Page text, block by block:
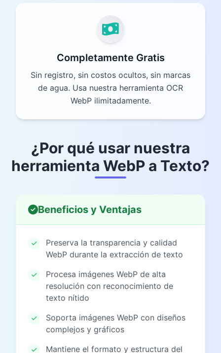
Completamente Gratis
Sin registro, sin costos ocultos, sin marcas
de agua. Usa nuestra herramienta OCR
WebP ilimitadamente.
¿Por qué usar nuestra
herramienta WebP a Texto?
Beneficios y Ventajas
Preserva la transparencia y calidad
WebP durante la extracción de texto
Procesa imágenes WebP de alta
resolución con reconocimiento de
texto nítido
Soporta imágenes WebP con diseños
complejos y gráficos
Mantiene el formato y estructura del